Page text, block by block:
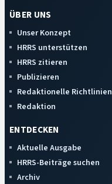
ÜBER UNS
Unser Konzept
HRRS unterstützen
HRRS zitieren
Publizieren
Redaktionelle Richtlinien
Redaktion
ENTDECKEN
Aktuelle Ausgabe
HRRS-Beiträge suchen
Archiv